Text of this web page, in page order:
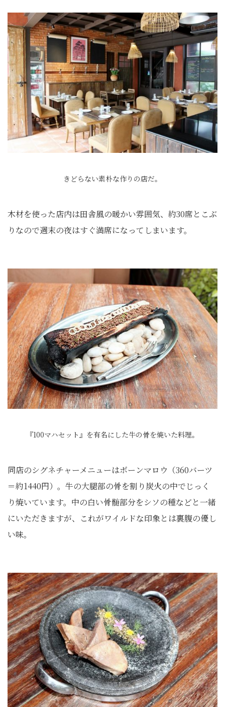
きどらない素朴な作りの店だ。
木材を使った店内は田舎風の暖かい雰囲気、約30席とこぶ
りなので週末の夜はすぐ満席になってしまいます。
『100マハセット』を有名にした牛の骨を焼いた料理。
同店のシグネチャーメニューはボーンマロウ（360バーツ
＝約1440円）。牛の大腿部の骨を割り炭火の中でじっく
り焼いています。中の白い骨髄部分をシソの種などと一緒
にいただきますが、これがワイルドな印象とは裏腹の優し
い味。